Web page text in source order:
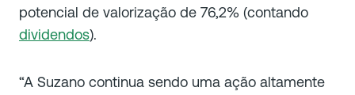
potencial de valorização de 76,2% (contando
dividendos).
“A Suzano continua sendo uma ação altamente